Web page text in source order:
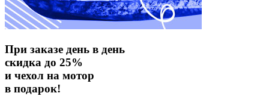
При заказе день в день
скидка до 25%
и чехол на мотор
в подарок!